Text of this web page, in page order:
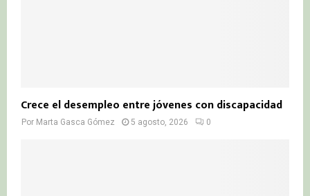
Crece el desempleo entre jóvenes con discapacidad
Por Marta Gasca Gómez 5 agosto, 2026 0